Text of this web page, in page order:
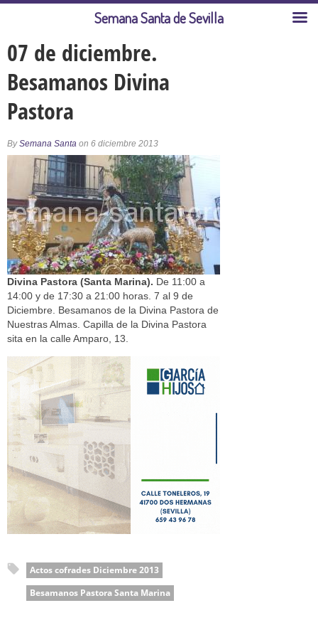
07 de diciembre.
Besamanos Divina
Pastora
BySemana Santa on 6 diciembre 2013
Divina Pastora (Santa Marina). De 11:00 a
14:00 y de 17:30 a 21:00 horas. 7 al 9 de
Diciembre. Besamanos de la Divina Pastora de
Nuestras Almas. Capilla de la Divina Pastora
sita en la calle Amparo, 13.
Actos cofrades Diciembre 2013
Besamanos Pastora Santa Marina
Semana Santa de Sevilla